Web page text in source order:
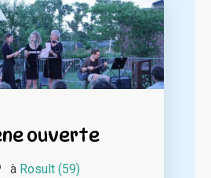
ouverte
à Rosult (59)